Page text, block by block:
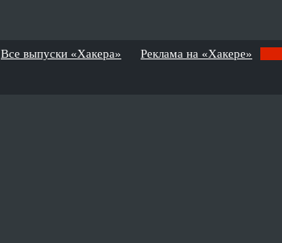
Все выпуски «Хакера» Реклама на «Хакере»